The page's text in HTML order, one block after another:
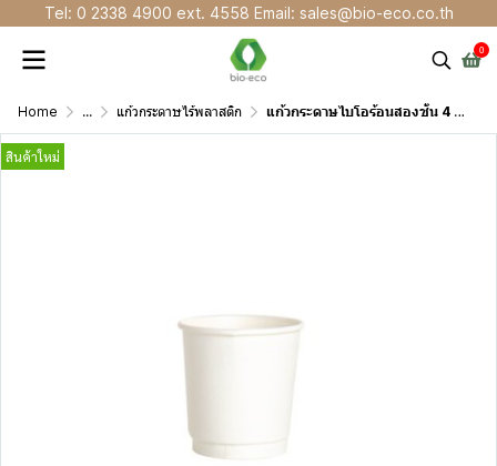
Tel: 0 2338 4900 ext. 4558 Email: sales@bio-eco.co.th
0
Home ... แก้วกระดาษไร้พลาสติก แก้วกระดาษไบโอร้อนสองชั้น 4 ออนซ์ สีขาว
สินค้าใหม่